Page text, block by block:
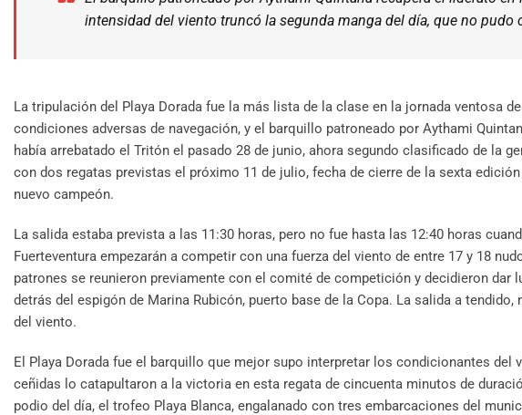
intensidad del viento truncó la segunda manga del día, que no pudo
La tripulación del Playa Dorada fue la más lista de la clase en la jornada ventosa
condiciones adversas de navegación, y el barquillo patroneado por Aythami
había arrebatado el Tritón el pasado 28 de junio, ahora segundo clasificado de la
con dos regatas previstas el próximo 11 de julio, fecha de cierre de la sexta
nuevo campeón.
La salida estaba prevista a las 11:30 horas, pero no fue hasta las 12:40 horas
Fuerteventura empezarán a competir con una fuerza del viento de entre 17 y 18
patrones se reunieron previamente con el comité de competición y decidieron dar
detrás del espigón de Marina Rubicón, puerto base de la Copa. La salida a
del viento.
El Playa Dorada fue el barquillo que mejor supo interpretar los condicionantes del
ceñidas lo catapultaron a la victoria en esta regata de cincuenta minutos de
podio del día, el trofeo Playa Blanca, engalanado con tres embarcaciones del